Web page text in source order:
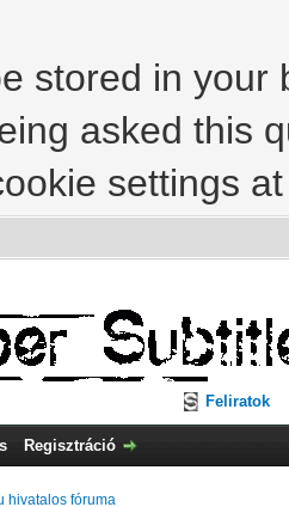
stored in
asked this
settings
Feliratok
Regisztráció
hivatalos fóruma